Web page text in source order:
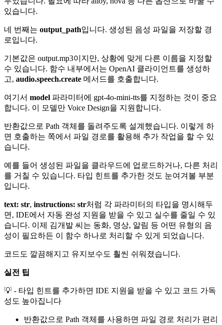
있습니다.
네 번째는 output_path입니다. 생성된 음성 파일을 저장할 경
로입니다.
기본값은 output.mp3이지만, 상황에 맞게 다른 이름을 지정할
수 있습니다. 함수 내부에서는 OpenAI 클라이언트를 생성하
고, audio.speech.create 메서드를 호출합니다.
여기서 model 파라미터에 gpt-4o-mini-tts를 지정하는 것이 중요
합니다. 이 모델만 Voice Design을 지원합니다.
반환값으로 Path 객체를 돌려주도록 설계했습니다. 이렇게 하
면 호출하는 쪽에서 파일 경로를 활용해 추가 작업을 할 수 있
습니다.
예를 들어 생성된 파일을 클라우드에 업로드하거나, 다른 처리
를 거칠 수 있습니다. 타입 힌트를 추가한 것도 눈여겨볼 부분
입니다.
text: str, instructions: str처럼 각 파라미터의 타입을 명시해두
면, IDE에서 자동 완성 지원을 받을 수 있고 실수를 줄일 수 있
습니다. 이제 김개발 씨는 동화, 명상, 알림 등 어떤 유형의 음
성이 필요하든 이 함수 하나로 처리할 수 있게 되었습니다.
코드도 깔끔해지고 유지보수도 훨씬 쉬워졌습니다.
실전 팁
💡 - 타입 힌트를 추가하면 IDE 지원을 받을 수 있고 코드 가독
성도 높아집니다
반환값으로 Path 객체를 사용하면 파일 경로 처리가 편리